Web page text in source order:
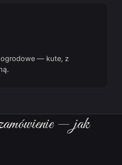
ogrodowe — kute, z
— jak